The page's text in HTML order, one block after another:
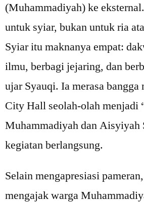
(Muhammadiyah) ke
untuk syiar, bukan untuk ria
Syiar itu maknanya empat:
ilmu, berbagi jejaring, dan
ujar Syauqi. Ia merasa bangga
City Hall seolah-olah menjadi
Muhammadiyah dan Aisyiyah
kegiatan berlangsung.
Selain mengapresiasi
mengajak warga